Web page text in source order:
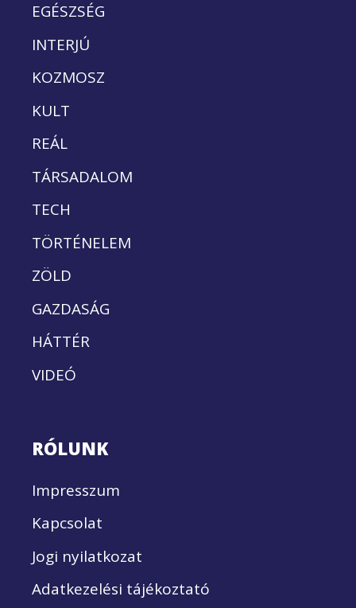
EGÉSZSÉG
INTERJÚ
KOZMOSZ
KULT
REÁL
TÁRSADALOM
TECH
TÖRTÉNELEM
ZÖLD
GAZDASÁG
HÁTTÉR
VIDEÓ
RÓLUNK
Impresszum
Kapcsolat
Jogi nyilatkozat
Adatkezelési tájékoztató